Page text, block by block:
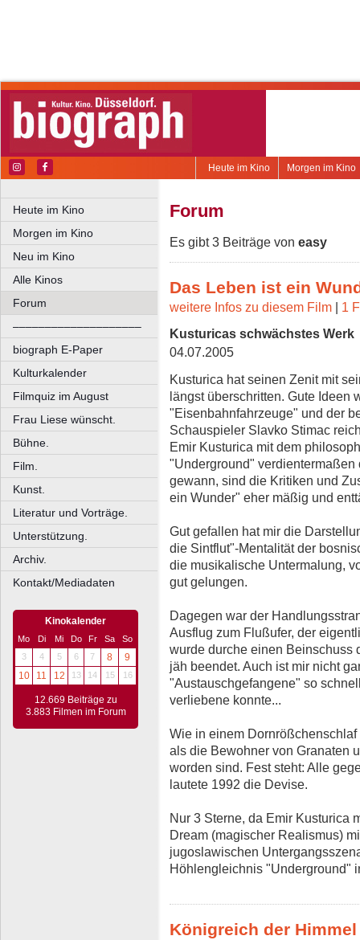
Morgen im Kino
Heute im Kino
Heute im Kino
Morgen im Kino
Neu im Kino
Alle Kinos
Forum
––––––––––––––––––––
biograph E-Paper
Kulturkalender
Filmquiz im August
Frau Liese wünscht.
Bühne.
Film.
Kunst.
Literatur und Vorträge.
Unterstützung.
Archiv.
Kontakt/Mediadaten
Kinokalender
Mo Di Mi Do Fr Sa
So
3
4 5 6 7 8
9
10
11 12 13 14 15 16
12.669 Beiträge zu
3.883 Filmen im Forum
Forum
Es gibt 3 Beiträge von easy
Das Leben ist ein
weitere Infos zu diesem Film | 1
Kusturicas schwächstes Werk
04.07.2005
Kusturica hat seinen Zenit mit
längst überschritten. Gute Ideen
"Eisenbahnfahrzeuge" und der
Schauspieler Slavko Stimac
Emir Kusturica mit dem
"Underground"
gewann, sind die Kritiken und
ein Wunder" eher mäßig und
Gut gefallen hat mir die
die Sintflut"-Mentalität der
die musikalische Untermalung,
gut gelungen.
Dagegen war der
Ausflug zum Flußufer, der
wurde durche einen Beinschuss
jäh beendet. Auch ist mir nicht
"Austauschgefangene" so
verliebene konnte...
Wie in einem
als die Bewohner von Granaten
worden sind. Fest steht: Alle
lautete 1992 die Devise.
Nur 3 Sterne, da Emir Kusturica
Dream (magischer Realismus)
jugoslawischen
Höhlengleichnis "Underground"
Königreich der Himmel